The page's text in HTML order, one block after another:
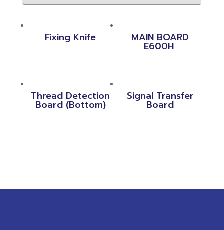
Fixing Knife MAIN BOARD
E600H
Thread Detection
Board (Bottom)
Signal Transfer
Board